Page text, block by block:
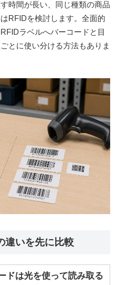
時間が長い、同じ種類の商品
RFIDを検討します。全面的
ラベルへバーコードと目
とに使い分ける方法もありま
違いを先に比較
ドは光を使って読み取る